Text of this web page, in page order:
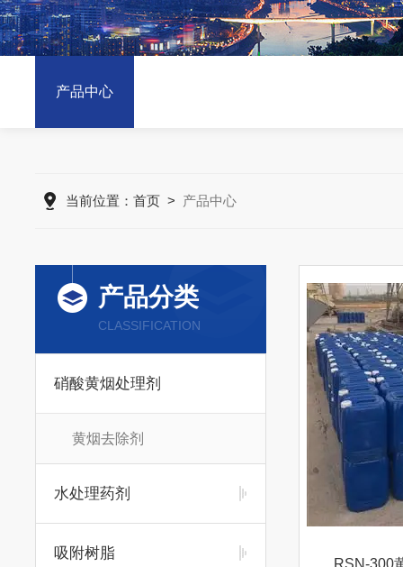
产品中心
当前位置： 首页 > 产品中心
产品分类
CLASSIFICATION
硝酸黄烟处理剂
黄烟去除剂
水处理药剂
吸附树脂
RSN-300